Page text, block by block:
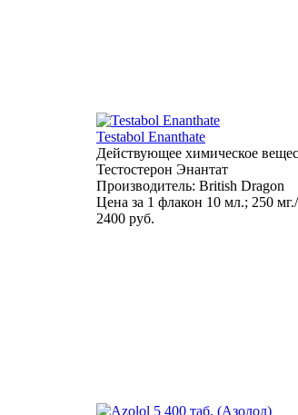
Testabol Enanthate
Действующее химическое
Тестостерон Энантат
Производитель: British Dragon
Цена за 1 флакон 10 мл.; 250
2400 руб.